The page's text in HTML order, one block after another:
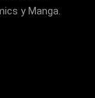
y Manga.